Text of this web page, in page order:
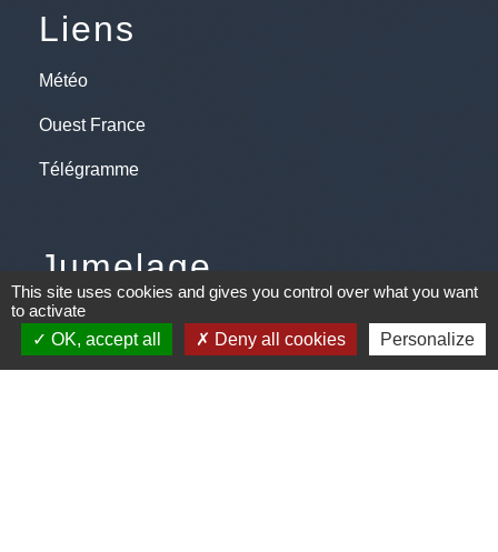
Liens
Météo
Ouest France
Télégramme
Jumelage
Plonéis - Jovençan (La commune de Plonéis est
jumelée avec Jovençan, commune du Val d'Aoste en
Italie depuis 2001)
This site uses cookies and gives you control over what you want
to activate
OK, accept all
Deny all cookies Personalize